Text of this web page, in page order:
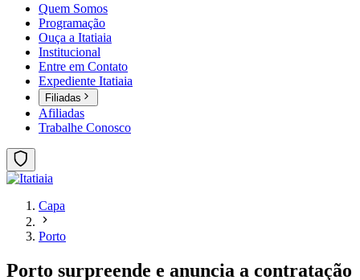
Quem Somos
Programação
Ouça a Itatiaia
Institucional
Entre em Contato
Expediente Itatiaia
Filiadas
Afiliadas
Trabalhe Conosco
Capa
Porto
Porto surpreende e anuncia a contratação